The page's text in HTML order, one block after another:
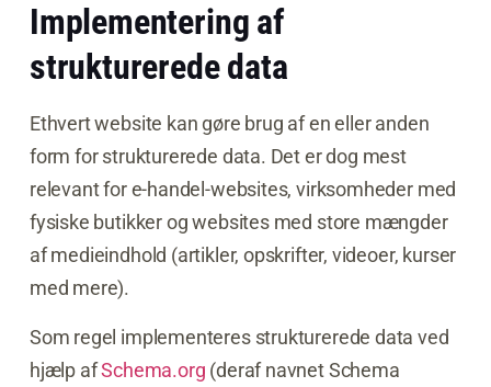
Implementering af
strukturerede data
Ethvert website kan gøre brug af en eller anden
form for strukturerede data. Det er dog mest
relevant for e-handel-websites, virksomheder med
fysiske butikker og websites med store mængder
af medieindhold (artikler, opskrifter, videoer, kurser
med mere).
Som regel implementeres strukturerede data ved
hjælp afSchema.org (deraf navnet Schema